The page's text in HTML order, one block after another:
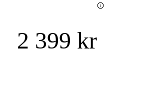
2 399 kr